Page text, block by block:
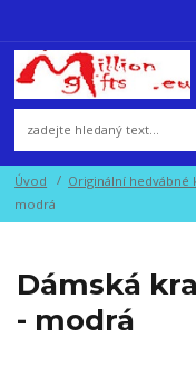
Úvod Originální hedvábné
modrá
Dámská
- modrá